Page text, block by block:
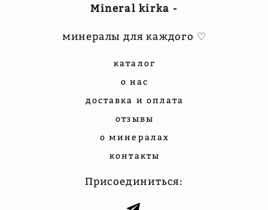
Mineral kirka -
минералы для каждого ♡
каталог
о нас
доставка и оплата
отзывы
о минералах
контакты
Присоединиться: